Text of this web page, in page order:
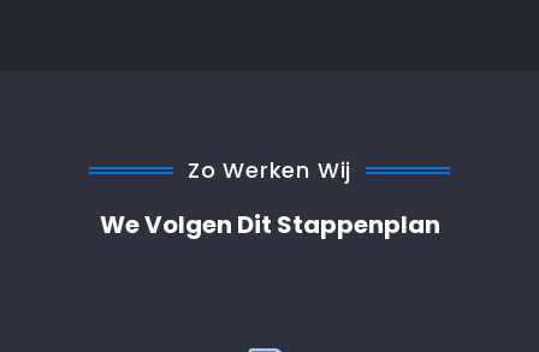
Zo Werken Wij
We Volgen Dit Stappenplan